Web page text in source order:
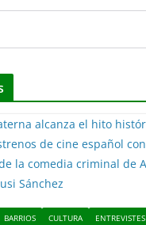
BARRIOS CULTURA
ENTREVISTES